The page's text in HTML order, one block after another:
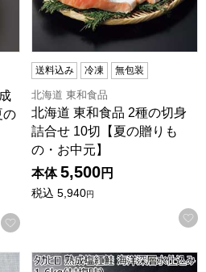
の
）
お気に入りに登録する
送料込み 冷凍 無包装
北海道 東和食品
北海道 東和食品 2種の切身
詰合せ 10切【夏の贈りも
の・お中元】
本体 5,500円
税込 5,940円
の贈りもの・お中元】
タカヒロ 熟成塩紅鮭 海洋深